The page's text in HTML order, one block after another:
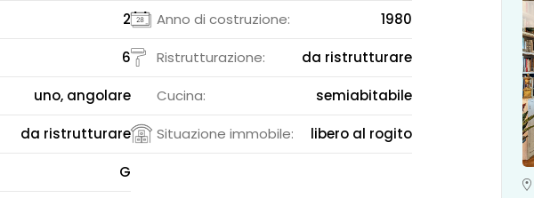
2 Anno di costruzione: 1980
6 Ristrutturazione: da ristrutturare
uno, angolare Cucina: semiabitabile
da ristrutturare Situazione immobile: libero al rogito
G